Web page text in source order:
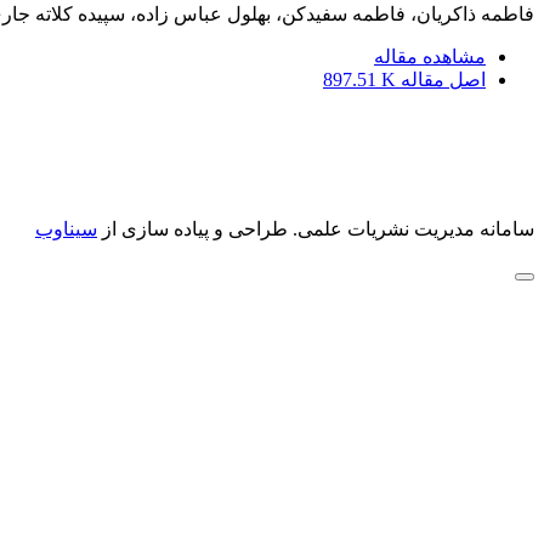
فاطمه ذاکریان، فاطمه سفیدکن، بهلول عباس زاده، سپیده کلاته
مشاهده مقاله
اصل مقاله 897.51 K
سامانه مدیریت نشریات علمی. طراحی و پیاده سازی از سیناوب